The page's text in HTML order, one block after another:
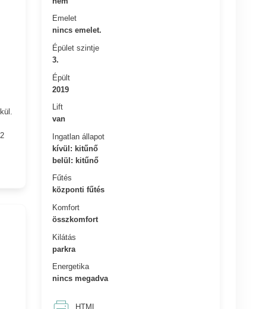
Emelet
nincs emelet.
Épület szintje
3.
Épült
2019
Lift
van
Ingatlan állapot
kívül: kitűnő
belül: kitűnő
Fűtés
központi fűtés
Komfort
összkomfort
Kilátás
parkra
Energetika
nincs megadva
HTML